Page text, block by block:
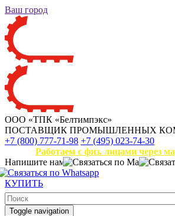
Ваш город
ООО «ТПК «Белтимпэкс»
ПОСТАВЩИК ПРОМЫШЛЕННЫХ
+7 (800) 777-71-98 +7 (495) 023-74-30
Работаем с физ. лицами через
Напишите нам
КУПИТЬ
Toggle navigation